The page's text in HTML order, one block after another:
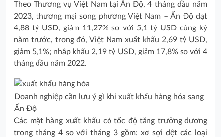
Theo Thương vụ Việt Nam tại Ấn Độ, 4 tháng đầu năm
2023, thương mại song phương Việt Nam – Ấn Độ đạt
4,88 tỷ USD, giảm 11,27% so với 5,1 tỷ USD cùng kỳ
năm trước, trong đó, Việt Nam xuất khẩu 2,69 tỷ USD,
giảm 5,1%; nhập khẩu 2,19 tỷ USD, giảm 17,8% so với 4
tháng đầu năm 2022.
Doanh nghiệp cần lưu ý gì khi xuất khẩu hàng hóa sang
Ấn Độ
Các mặt hàng xuất khẩu có tốc độ tăng trưởng dương
trong tháng 4 so với tháng 3 gồm: xơ sợi dệt các loại